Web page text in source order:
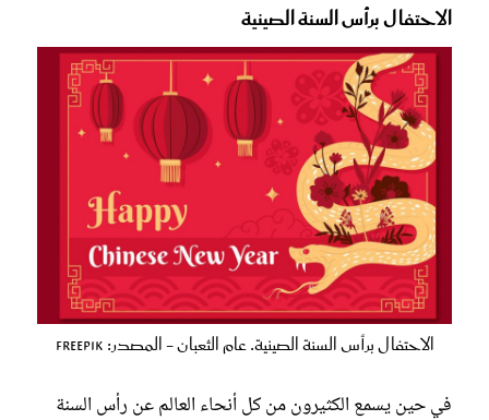
الاحتفال برأس السنة الصينية
الاحتفال برأس السنة الصينية. عام الثعبان - المصدر: freepik
في حين يسمع الكثيرون من كل أنحاء العالم عن رأس السنة